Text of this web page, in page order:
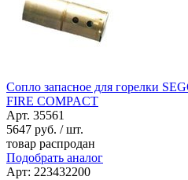
Сопло запасное для горелки
FIRE COMPACT
Арт. 35561
5647 руб. / шт.
товар распродан
Подобрать аналог
Арт: 223432200